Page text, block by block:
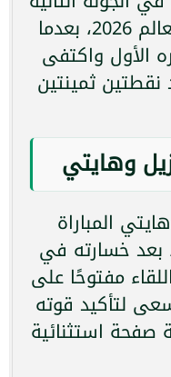
من دور المجموعات بكأس العالم 2026، بعدما
الأول واكتفى
نقطتين ثمينتين
وهايتي
المباراة
بعد خسارته في
مفتوحًا على
لتأكيد قوته
صفحة استثنائية